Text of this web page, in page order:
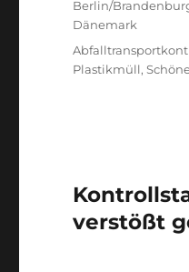
Kategorien
Berlin/
Dänemark
Schlagwörter
Plastikmüll,
verstößt